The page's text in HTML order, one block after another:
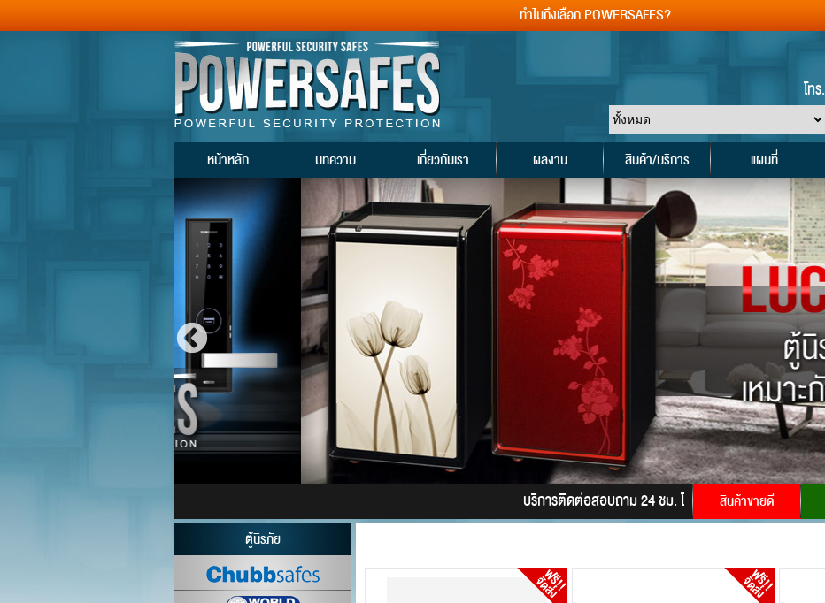
ทำไมถึงเลือก POWERSAFES?
โทร.
หน้าหลัก บทความ เกี่ยวกับเรา ผลงาน สินค้า/บริการ แผนที่
บริการติดต่อสอบถาม 24 ชม. โทร.085-9945628LINE ID:
สินค้าขายดี
ตู้นิรภัย